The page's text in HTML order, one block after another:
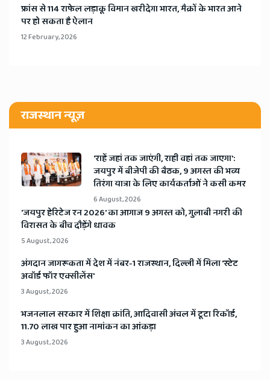
​फ्रांस से 114 राफेल लड़ाकू विमान खरीदेगा भारत, मैक्रों के भारत आने
पर हो सकता है ऐलान
12 February, 2026
राजस्थान न्यूज़
'राहें जहां तक जाएंगी, राही वहां तक जाएगा':
जयपुर में बीजेपी की बैठक, 9 अगस्त की भव्य
तिरंगा यात्रा के लिए कार्यकर्ताओं ने कसी कमर
6 August, 2026
​'जयपुर हेरिटेज रन 2026' का आगाज 9 अगस्त को, गुलाबी नगरी की
विरासत के बीच दौड़ेंगे धावक
5 August, 2026
अंगदान जागरूकता में देश में नंबर-1 राजस्थान, दिल्ली में मिला 'स्टेट
अवॉर्ड फॉर एक्सीलेंस'
3 August, 2026
भजनलाल सरकार में शिक्षा क्रांति, आदिवासी अंचल में टूटा रिकॉर्ड,
11.70 लाख पार हुआ नामांकन का आंकड़ा
3 August, 2026